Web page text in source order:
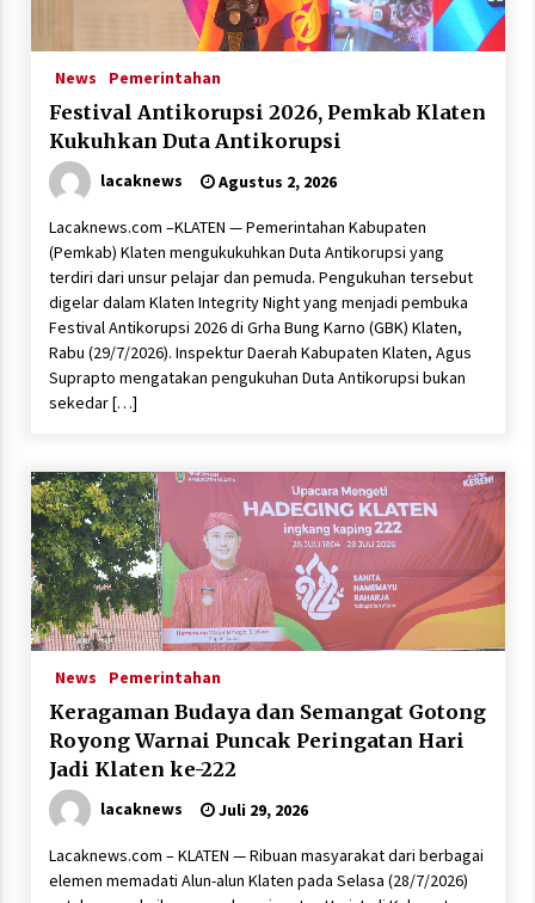
News Pemerintahan
Festival Antikorupsi 2026, Pemkab Klaten
Kukuhkan Duta Antikorupsi
lacaknews Agustus 2, 2026
Lacaknews.com –KLATEN — Pemerintahan Kabupaten
(Pemkab) Klaten mengukukuhkan Duta Antikorupsi yang
terdiri dari unsur pelajar dan pemuda. Pengukuhan tersebut
digelar dalam Klaten Integrity Night yang menjadi pembuka
Festival Antikorupsi 2026 di Grha Bung Karno (GBK) Klaten,
Rabu (29/7/2026). Inspektur Daerah Kabupaten Klaten, Agus
Suprapto mengatakan pengukuhan Duta Antikorupsi bukan
sekedar […]
News Pemerintahan
Keragaman Budaya dan Semangat Gotong
Royong Warnai Puncak Peringatan Hari
Jadi Klaten ke-222
lacaknews Juli 29, 2026
Lacaknews.com – KLATEN — Ribuan masyarakat dari berbagai
elemen memadati Alun-alun Klaten pada Selasa (28/7/2026)